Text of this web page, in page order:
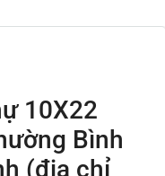
10X22
Bình
(địa chỉ